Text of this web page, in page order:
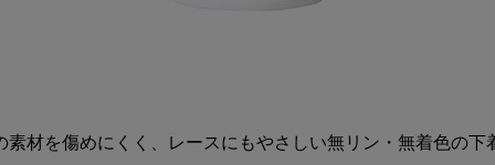
素材を傷めにくく、レースにもやさしい無リン・無着色の下